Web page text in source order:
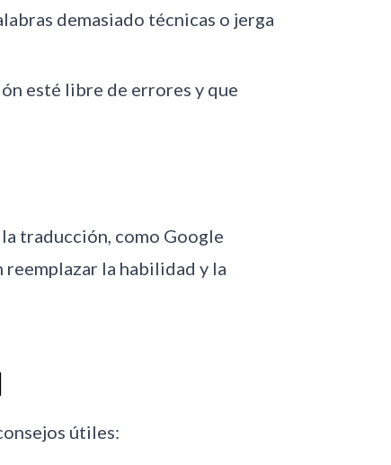
demasiado técnicas o jerga
esté libre de errores y que
traducción, como Google
la habilidad y la
útiles: